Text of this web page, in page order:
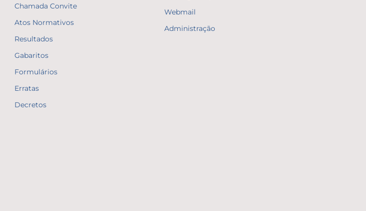
Chamada Convite
Atos Normativos
Resultados
Gabaritos
Formulários
Erratas
Decretos
Webmail
Administração